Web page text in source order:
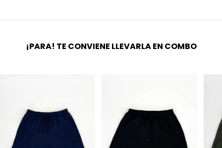
¡PARA! TE CONVIENE LLEVARLA EN COMBO